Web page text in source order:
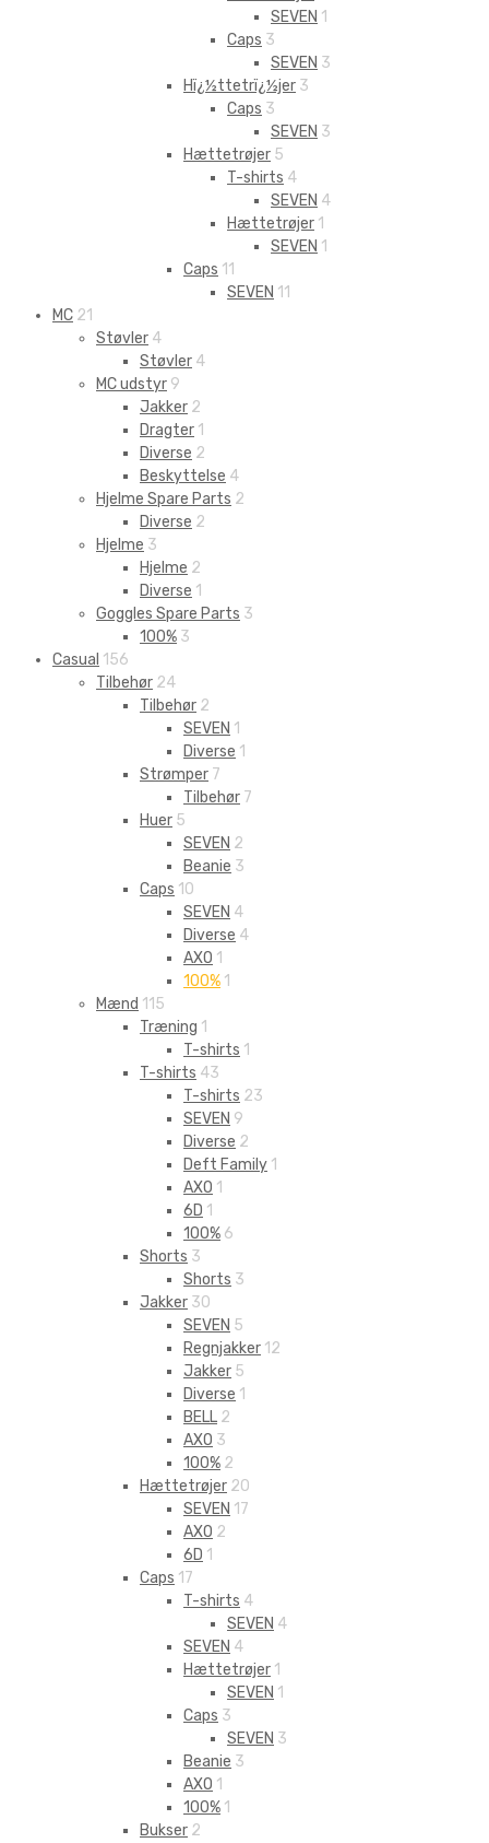
SEVEN 1
Caps 3
SEVEN 3
Hï¿½ttetrï¿½jer 3
Caps 3
SEVEN 3
Hættetrøjer 5
T-shirts 4
SEVEN 4
Hættetrøjer 1
SEVEN 1
Caps 11
SEVEN 11
MC 21
Støvler 4
Støvler 4
MC udstyr 9
Jakker 2
Dragter 1
Diverse 2
Beskyttelse 4
Hjelme Spare Parts 2
Diverse 2
Hjelme 3
Hjelme 2
Diverse 1
Goggles Spare Parts 3
100% 3
Casual 156
Tilbehør 24
Tilbehør 2
SEVEN 1
Diverse 1
Strømper 7
Tilbehør 7
Huer 5
SEVEN 2
Beanie 3
Caps 10
SEVEN 4
Diverse 4
AXO 1
100% 1
Mænd 115
Træning 1
T-shirts 1
T-shirts 43
T-shirts 23
SEVEN 9
Diverse 2
Deft Family 1
AXO 1
6D 1
100% 6
Shorts 3
Shorts 3
Jakker 30
SEVEN 5
Regnjakker 12
Jakker 5
Diverse 1
BELL 2
AXO 3
100% 2
Hættetrøjer 20
SEVEN 17
AXO 2
6D 1
Caps 17
T-shirts 4
SEVEN 4
SEVEN 4
Hættetrøjer 1
SEVEN 1
Caps 3
SEVEN 3
Beanie 3
AXO 1
100% 1
Bukser 2